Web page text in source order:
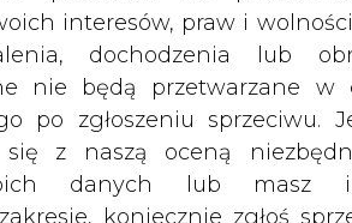
dochodzenia lub
nie będą przetwarzane w
po zgłoszeniu sprzeciwu.
z naszą oceną
danych lub masz
koniecznie zgłoś
zastrzeżenia na adres
środki te pochodziły m.in. z
w Europie (1500 km), w 30
Artykuł powstał bez wsparcia narzędzi sztucznej
inteligencji. Wydawca portalu CIRE zgadza się na
do szkoleń treningowych LLM.